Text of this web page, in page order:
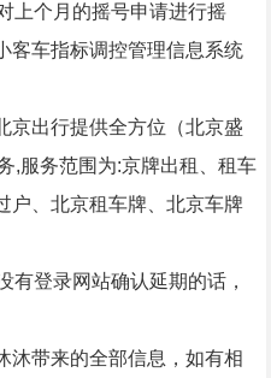
上个月的摇号申请进行摇
客车指标调控管理信息系统
京出行提供全方位（北京盛
,服务范围为:京牌出租、租车
户、北京租车牌、北京车牌
有登录网站确认延期的话，
沐带来的全部信息，如有相